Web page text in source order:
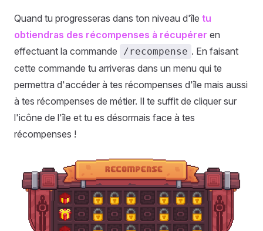
Quand tu progresseras dans ton niveau d'île tu
obtiendras des récompenses à récupérer en
effectuant la commande
/recompense . En faisant
cette commande tu arriveras dans un menu qui te
permettra d'accéder à tes récompenses d'île mais aussi
à tes récompenses de métier. Il te suffit de cliquer sur
l'icône de l'île et tu es désormais face à tes
récompenses !